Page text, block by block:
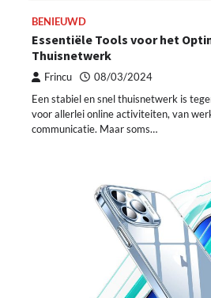
BENIEUWD
Essentiële Tools voor het
Thuisnetwerk
Frincu 08/03/2024
Een stabiel en snel thuisnetwerk is
voor allerlei online activiteiten, van
communicatie. Maar soms…